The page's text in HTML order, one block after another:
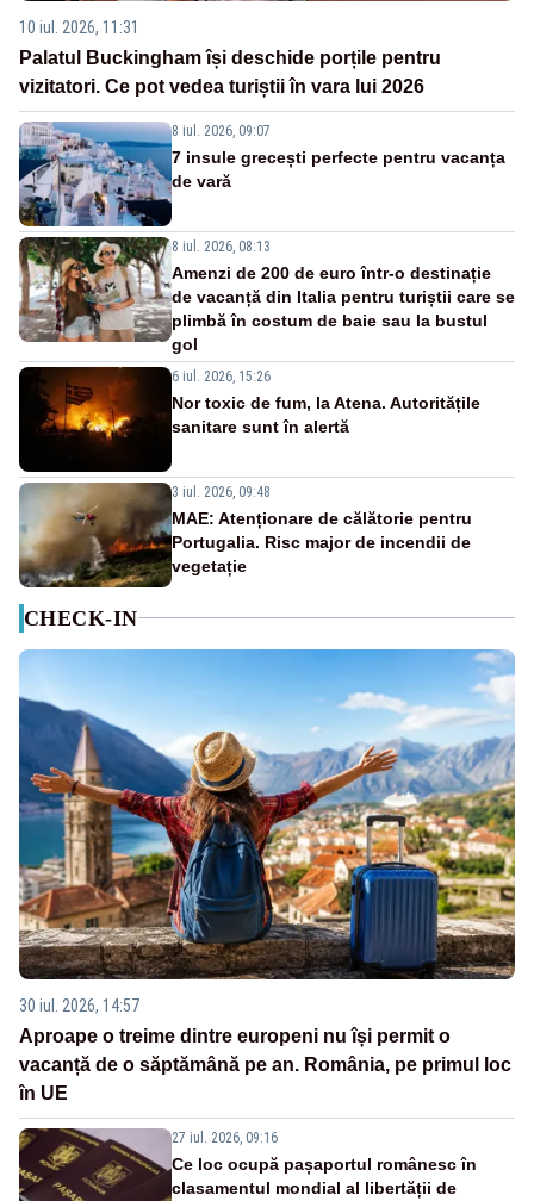
10 iul. 2026, 11:31
Palatul Buckingham își deschide porțile pentru
vizitatori. Ce pot vedea turiștii în vara lui 2026
8 iul. 2026, 09:07
7 insule grecești perfecte pentru vacanța
de vară
8 iul. 2026, 08:13
Amenzi de 200 de euro într-o destinație
de vacanță din Italia pentru turiștii care se
plimbă în costum de baie sau la bustul
gol
6 iul. 2026, 15:26
Nor toxic de fum, la Atena. Autoritățile
sanitare sunt în alertă
3 iul. 2026, 09:48
MAE: Atenționare de călătorie pentru
Portugalia. Risc major de incendii de
vegetație
CHECK-IN
30 iul. 2026, 14:57
Aproape o treime dintre europeni nu își permit o
vacanță de o săptămână pe an. România, pe primul loc
în UE
27 iul. 2026, 09:16
Ce loc ocupă pașaportul românesc în
clasamentul mondial al libertății de